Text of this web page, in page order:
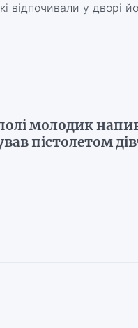
відпочивали у дворі
молодик
пістолетом